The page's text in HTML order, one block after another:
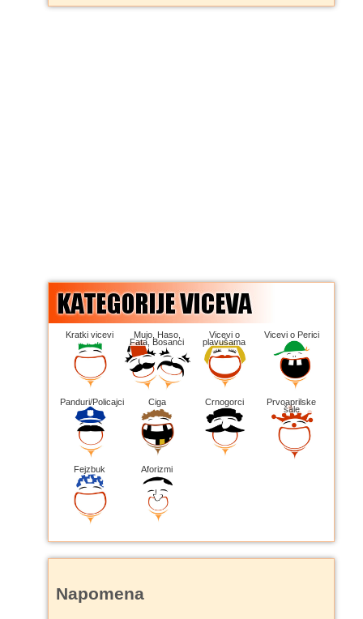
Kratki vicevi Mujo, Haso,
Fata, Bosanci
Vicevi o
plavušama
Vicevi o Perici
Panduri/Policajci Ciga Crnogorci Prvoaprilske
šale
Fejzbuk Aforizmi
Napomena